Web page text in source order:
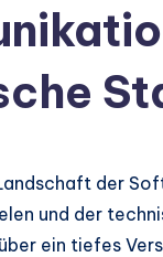
der
und der
ein tiefes